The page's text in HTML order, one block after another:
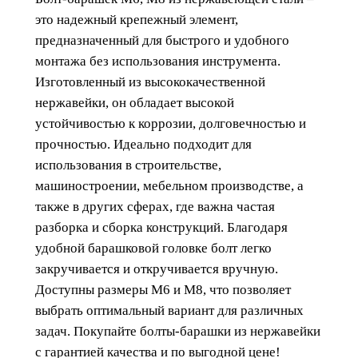
а
р
а
ш
е
к
это надежный крепежный элемент,
предназначенный для быстрого и удобного
монтажа без использования инструмента.
Изготовленный из высококачественной
нержавейки, он обладает высокой
устойчивостью к коррозии, долговечностью и
прочностью. Идеально подходит для
использования в строительстве,
машиностроении, мебельном производстве, а
также в других сферах, где важна частая
разборка и сборка конструкций. Благодаря
удобной барашковой головке болт легко
закручивается и откручивается вручную.
Доступны размеры М6 и M8, что позволяет
выбрать оптимальный вариант для различных
задач. Покупайте болты-барашки из нержавейки
с гарантией качества и по выгодной цене!